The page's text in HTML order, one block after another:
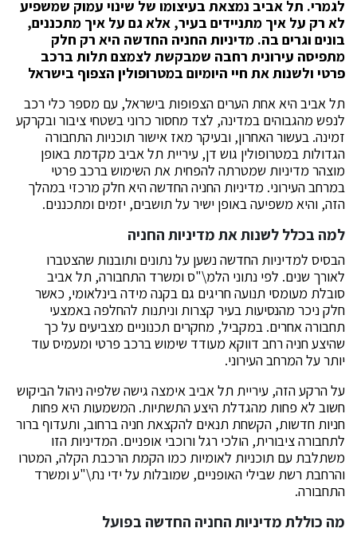
לגמרי. תל אביב נמצאת בעיצומו של שינוי עמוק שמשפיע
לא רק על איך מתניידים בעיר, אלא גם על איך מתכננים,
בונים וגרים בה. מדיניות החניה החדשה היא רק חלק
מתפיסה עירונית רחבה שמבקשת לצמצם תלות ברכב
פרטי ולשנות את חיי היומיום במטרופולין הצפוף בישראל
תל אביב היא אחת הערים הצפופות בישראל, עם מספר כלי רכב
לנפש מהגבוהים במדינה, לצד מחסור כרוני בשטחי ציבור ובקרקע
זמינה. בעשור האחרון, ובעיקר מאז אישור תוכניות התחבורה
הגדולות במטרופולין גוש דן, עיריית תל אביב מקדמת באופן
מוצהר מדיניות שמטרתה להפחית את השימוש ברכב פרטי
במרחב העירוני. מדיניות החניה החדשה היא חלק מרכזי במהלך
הזה, והיא משפיעה באופן ישיר על תושבים, יזמים ומתכננים.
למה בכלל לשנות את מדיניות החניה
הבסיס למדיניות החדשה נשען על נתונים ותובנות שהצטברו
לאורך שנים. לפי נתוני הלמ\"ס ומשרד התחבורה, תל אביב
סובלת מעומסי תנועה חריגים גם בקנה מידה בינלאומי, כאשר
חלק ניכר מהנסיעות בעיר קצרות וניתנות להחלפה באמצעי
תחבורה אחרים. במקביל, מחקרים תכנוניים מצביעים על כך
שהיצע חניה רחב דווקא מעודד שימוש ברכב פרטי ומעמיס עוד
יותר על המרחב העירוני.
על הרקע הזה, עיריית תל אביב אימצה גישה שלפיה ניהול הביקוש
חשוב לא פחות מהגדלת היצע התשתיות. המשמעות היא פחות
חניות חדשות, הקשחת תנאים להקצאת חניה ברחוב, ותעדוף ברור
לתחבורה ציבורית, הולכי רגל ורוכבי אופניים. המדיניות הזו
משתלבת עם תוכניות לאומיות כמו הקמת הרכבת הקלה, המטרו
והרחבת רשת שבילי האופניים, שמובלות על ידי נת\"ע ומשרד
התחבורה.
מה כוללת מדיניות החניה החדשה בפועל